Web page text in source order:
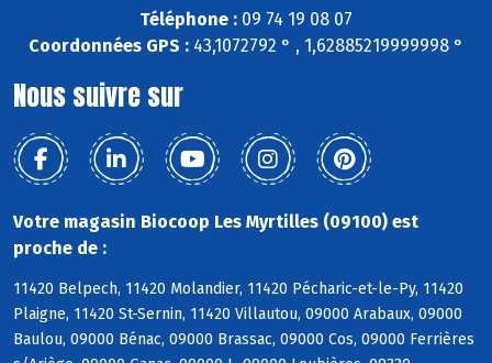
Téléphone : 09 74 19 08 07
Coordonnées GPS : 43,1072792 ° , 1,62885219999998 °
Nous suivre sur
Votre magasin Biocoop Les Myrtilles (09100) est
proche de :
11420 Belpech, 11420 Molandier, 11420 Pécharic-et-le-Py, 11420
Plaigne, 11420 St-Sernin, 11420 Villautou, 09000 Arabaux, 09000
Baulou, 09000 Bénac, 09000 Brassac, 09000 Cos, 09000 Ferrières